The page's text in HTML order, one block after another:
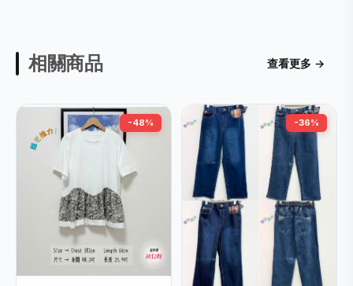
相關商品 查看更多 →
-48% -36%